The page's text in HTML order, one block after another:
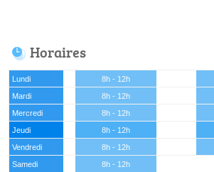
Horaires
Lundi 8h - 12h
Mardi
8h - 12h
Mercredi
8h - 12h
Jeudi
8h - 12h
Vendredi
8h - 12h
Samedi
8h - 12h